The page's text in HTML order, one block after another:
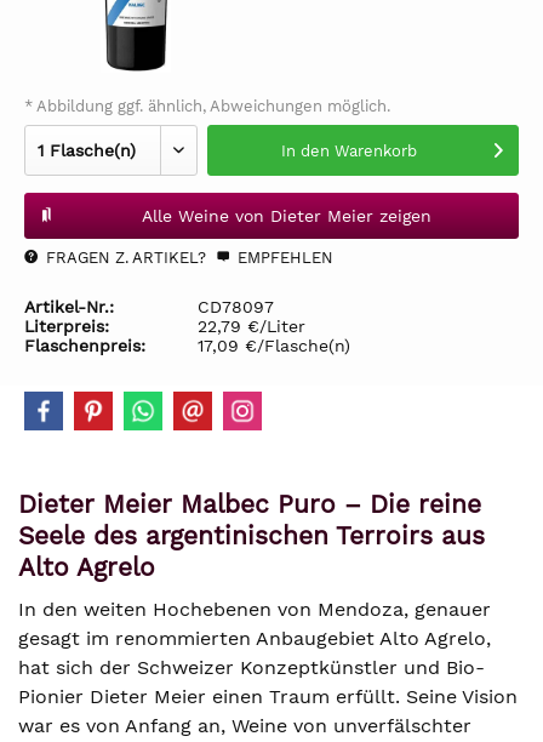
* Abbildung ggf. ähnlich, Abweichungen möglich.
In den Warenkorb
Alle Weine von Dieter Meier zeigen
FRAGEN Z. ARTIKEL? EMPFEHLEN
Artikel-Nr.:
CD78097
Literpreis:
22,79 €/Liter
Flaschenpreis:
17,09 €/Flasche(n)
Dieter Meier Malbec Puro – Die reine
Seele des argentinischen Terroirs aus
Alto Agrelo
In den weiten Hochebenen von Mendoza, genauer
gesagt im renommierten Anbaugebiet Alto Agrelo,
hat sich der Schweizer Konzeptkünstler und Bio-
Pionier Dieter Meier einen Traum erfüllt. Seine Vision
war es von Anfang an, Weine von unverfälschter